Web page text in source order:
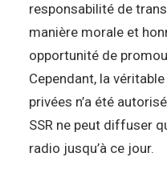
responsabilité de
manière morale et
opportunité de
Cependant, la
privées n’a été
SSR ne peut diffuser
radio jusqu’à ce jour.